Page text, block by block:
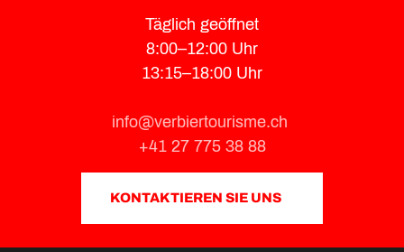
Täglich geöffnet
8:00–12:00 Uhr
13:15–18:00 Uhr
info@verbiertourisme.ch
+41 27 775 38 88
KONTAKTIEREN SIE UNS